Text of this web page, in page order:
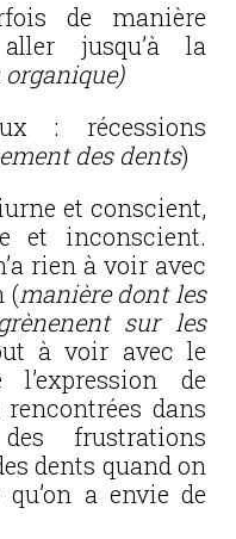
de manière
jusqu’à la
organique)
: récessions
des dents)
et conscient,
et inconscient.
rien à voir avec
(manière dont les
sur les
à voir avec le
de
dans
frustrations
dents quand on
a envie de